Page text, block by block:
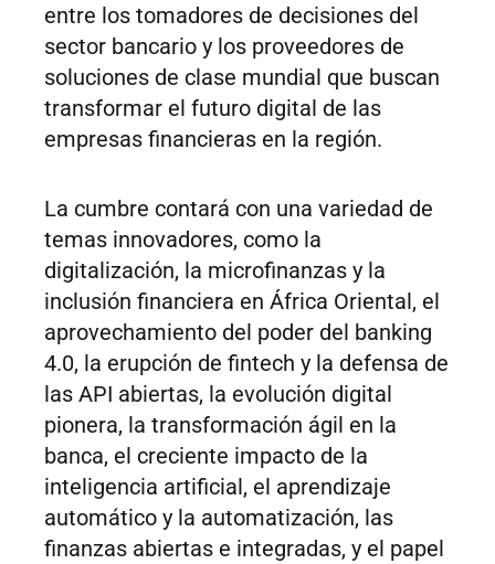
entre los tomadores de decisiones del
sector bancario y los proveedores de
soluciones de clase mundial que buscan
transformar el futuro digital de las
empresas financieras en la región.
La cumbre contará con una variedad de
temas innovadores, como la
digitalización, la microfinanzas y la
inclusión financiera en África Oriental, el
aprovechamiento del poder del banking
4.0, la erupción de fintech y la defensa de
las API abiertas, la evolución digital
pionera, la transformación ágil en la
banca, el creciente impacto de la
inteligencia artificial, el aprendizaje
automático y la automatización, las
finanzas abiertas e integradas, y el papel